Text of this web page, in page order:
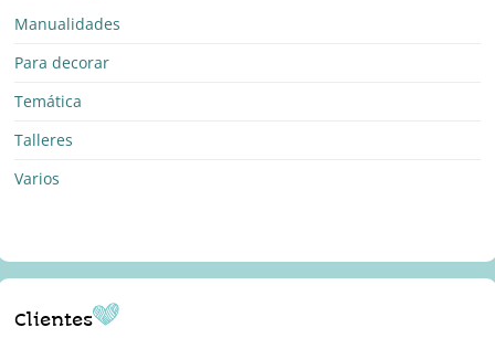
Manualidades
Para decorar
Temática
Talleres
Varios
Clientes